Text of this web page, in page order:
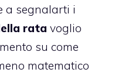
a segnalarti i
rata voglio
su come
matematico